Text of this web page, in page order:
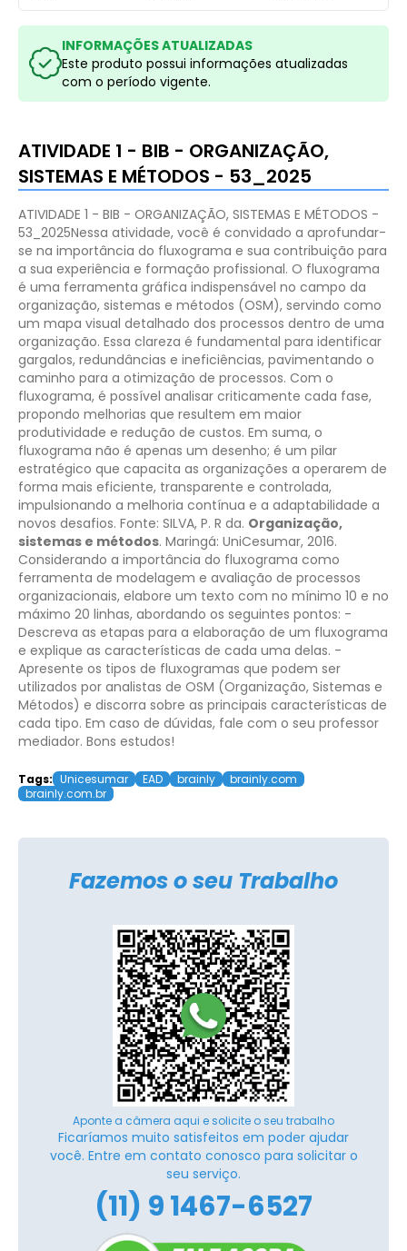
INFORMAÇÕES ATUALIZADAS
Este produto possui informações atualizadas
com o período vigente.
ATIVIDADE 1 - BIB - ORGANIZAÇÃO,
SISTEMAS E MÉTODOS - 53_2025​​
ATIVIDADE 1 - BIB - ORGANIZAÇÃO, SISTEMAS E MÉTODOS -
53_2025​​Nessa atividade, você é convidado a aprofundar-
se na importância do fluxograma e sua contribuição para
a sua experiência e formação profissional. O fluxograma
é uma ferramenta gráfica indispensável no campo da
organização, sistemas e métodos (OSM), servindo como
um mapa visual detalhado dos processos dentro de uma
organização. Essa clareza é fundamental para identificar
gargalos, redundâncias e ineficiências, pavimentando o
caminho para a otimização de processos. Com o
fluxograma, é possível analisar criticamente cada fase,
propondo melhorias que resultem em maior
produtividade e redução de custos. Em suma, o
fluxograma não é apenas um desenho; é um pilar
estratégico que capacita as organizações a operarem de
forma mais eficiente, transparente e controlada,
impulsionando a melhoria contínua e a adaptabilidade a
novos desafios. Fonte: SILVA, P. R da. Organização,
sistemas e métodos. Maringá: UniCesumar, 2016.
Considerando a importância do fluxograma como
ferramenta de modelagem e avaliação de processos
organizacionais, elabore um texto com no mínimo 10 e no
máximo 20 linhas, abordando os seguintes pontos: -
Descreva as etapas para a elaboração de um fluxograma
e explique as características de cada uma delas. -
Apresente os tipos de fluxogramas que podem ser
utilizados por analistas de OSM (Organização, Sistemas e
Métodos) e discorra sobre as principais características de
cada tipo. Em caso de dúvidas, fale com o seu professor
mediador. Bons estudos!
Tags: Unicesumar EAD brainly
brainly.com
brainly.com.br
Fazemos o seu Trabalho
Aponte a câmera aqui e solicite o seu trabalho
Ficaríamos muito satisfeitos em poder ajudar
você. Entre em contato conosco para solicitar o
seu serviço.
(11) 9 1467-6527